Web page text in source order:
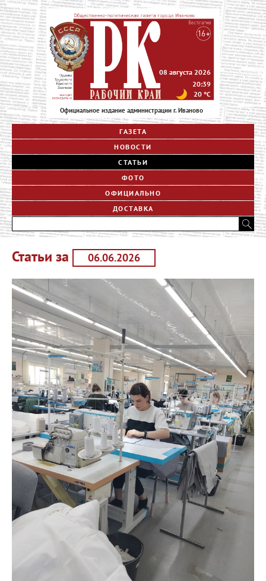
Официальное издание администрации г. Иваново
08 августа 2026
20:39
20 °C
ГАЗЕТА
НОВОСТИ
СТАТЬИ
ФОТО
ОФИЦИАЛЬНО
ДОСТАВКА
Статьи за